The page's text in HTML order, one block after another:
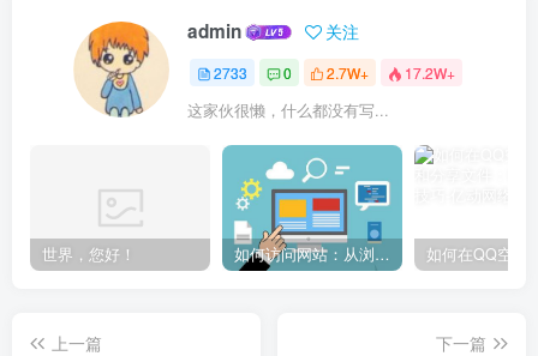
admin 关注
2733 0 2.7W+ 17.2W+
这家伙很懒，什么都没有写...
世界，您好！ 如何访问网站：从浏览器输入到页面加载的完整步骤详解
上一篇
下一篇